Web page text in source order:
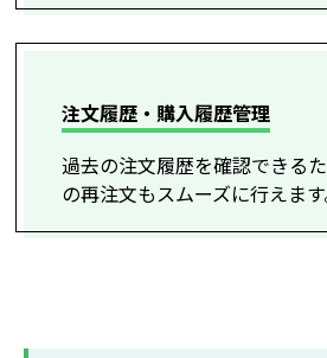
注文履歴・購入履歴管理
過去の注文履歴を確認できる
の再注文もスムーズに行えます